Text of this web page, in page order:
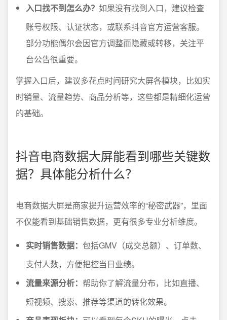
入口找不到怎么办？ 如果没有找到入口，建议检查
账号权限、认证状态，或联系抖音官方运营客服。
部分功能偶尔会因官方调整而隐藏或转移，关注平
台公告很重要。
掌握入口后，建议多花点时间研究大屏各模块，比如实
时销量、流量趋势、商品分析等，这些都是精细化运营
的基础。
抖音电商数据大屏能看到哪些关键数
据？具体能分析什么？
电商数据大屏是商家提升运营效率的“秘密武器”，里面
不仅能看到基础销售数据，更有很多专业分析维度。
实时销售数据： 包括GMV（成交总额）、订单数、
支付人数，方便把控当日业绩。
流量来源分析： 帮助你了解流量分布，比如直播、
短视频、搜索、推荐等渠道的转化效果。